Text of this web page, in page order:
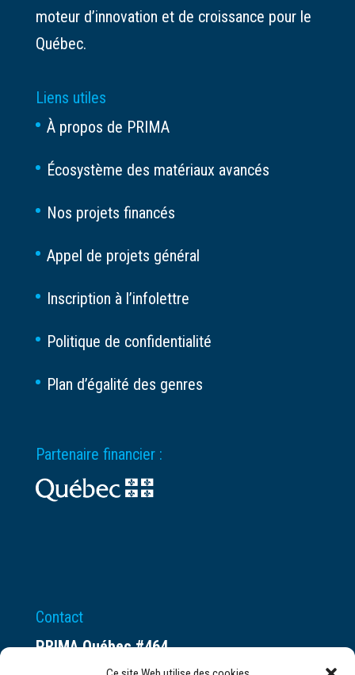
moteur d’innovation et de croissance pour le
Québec.
Liens utiles
À propos de PRIMA
Écosystème des matériaux avancés
Nos projets financés
Appel de projets général
Inscription à l’infolettre
Politique de confidentialité
Plan d’égalité des genres
Partenaire financier :
Contact
PRIMA Québec #464